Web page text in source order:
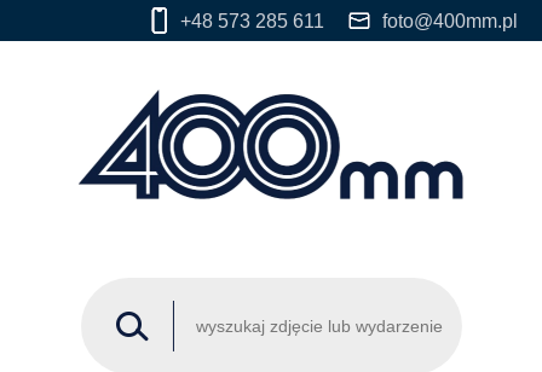
+48 573 285 611 foto@400mm.pl